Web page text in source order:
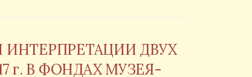
ДВУХ
г. В ФОНДАХ МУЗЕЯ-